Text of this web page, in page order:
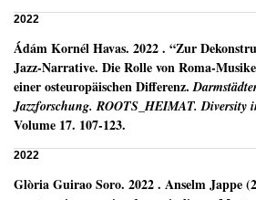
2022
Ádám Kornél Havas. 2022. “Zur
Jazz-Narrative. Die Rolle von Roma-
einer osteuropäischen Differenz.
Jazzforschung. ROOTS_HEIMAT. Diversity
Volume 17. 107-123.
2022
Glòria Guirao Soro. 2022. Anselm Jappe